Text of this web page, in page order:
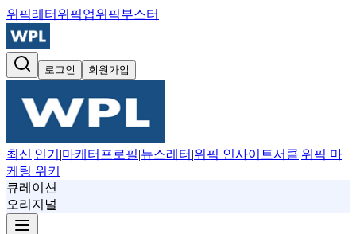
위픽레터 위픽업위픽부스터
로그인 회원가입
최신|인기 |마케터프로필|뉴스레터 |위픽 인사이트서클|위픽 마
케팅 위키
큐레이션
오리지널